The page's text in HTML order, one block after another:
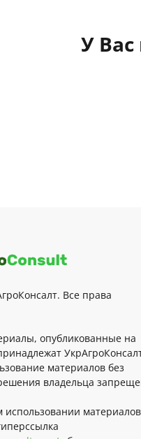
У
Все права
опубликованные на
материалов без
владельца
материалов